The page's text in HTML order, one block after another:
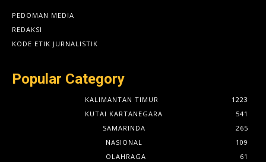
PEDOMAN MEDIA
REDAKSI
KODE ETIK JURNALISTIK
Popular Category
KALIMANTAN TIMUR
1223
KUTAI KARTANEGARA
541
SAMARINDA
265
NASIONAL
109
OLAHRAGA
61